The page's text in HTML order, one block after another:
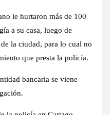
le hurtaron más de 100
a su casa, luego de
la ciudad, para lo cual no
que presta la policía.
bancaria se viene